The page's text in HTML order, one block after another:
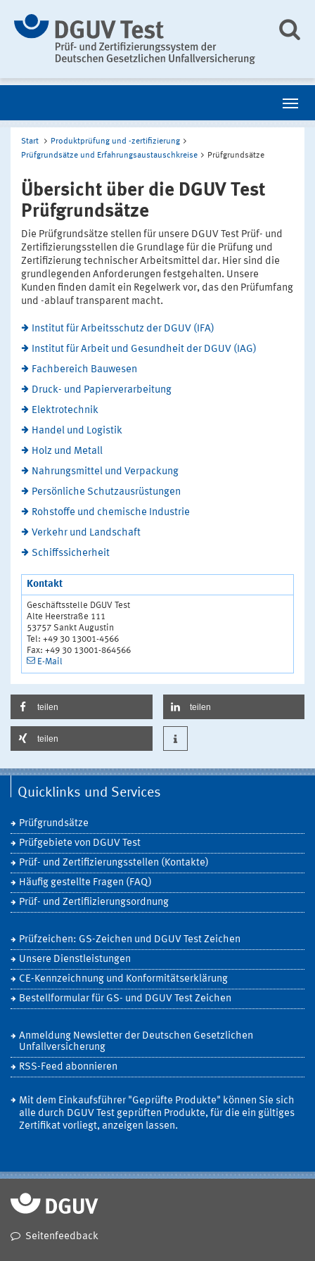
Start
Produktprüfung und -zertifizierung
Prüfgrundsätze und Erfahrungsaustauschkreise
Prüfgrundsätze
Übersicht über die DGUV Test
Prüfgrundsätze
Die Prüfgrundsätze stellen für unsere DGUV Test Prüf- und
Zertifizierungsstellen die Grundlage für die Prüfung und
Zertifizierung technischer Arbeitsmittel dar. Hier sind die
grundlegenden Anforderungen festgehalten. Unsere
Kunden finden damit ein Regelwerk vor, das den Prüfumfang
und -ablauf transparent macht.
Institut für Arbeitsschutz der DGUV (IFA)
Institut für Arbeit und Gesundheit der DGUV (IAG)
Fachbereich Bauwesen
Druck- und Papierverarbeitung
Elektrotechnik
Handel und Logistik
Holz und Metall
Nahrungsmittel und Verpackung
Persönliche Schutzausrüstungen
Rohstoffe und chemische Industrie
Verkehr und Landschaft
Schiffssicherheit
Kontakt
Geschäftsstelle DGUV Test
Alte Heerstraße 111
53757 Sankt Augustin
Tel: +49 30 13001-4566
Fax: +49 30 13001-864566
E-Mail
teilen teilen
teilen
Quicklinks und Services
Prüfgrundsätze
Prüfgebiete von DGUV Test
Prüf- und Zertifizierungsstellen (Kontakte)
Häufig gestellte Fragen (FAQ)
Prüf- und Zertifiizierungsordnung
Prüfzeichen: GS-Zeichen und DGUV Test Zeichen
Unsere Dienstleistungen
CE-Kennzeichnung und Konformitätserklärung
Bestellformular für GS- und DGUV Test Zeichen
Anmeldung Newsletter der Deutschen Gesetzlichen
Unfallversicherung
RSS-Feed abonnieren
Mit dem Einkaufsführer "Geprüfte Produkte" können Sie sich
alle durch DGUV Test geprüften Produkte, für die ein gültiges
Zertifikat vorliegt, anzeigen lassen.
Seitenfeedback